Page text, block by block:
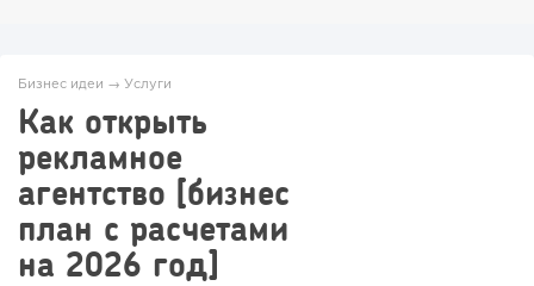
Бизнес идеи → Услуги
Как открыть
рекламное
агентство [бизнес
план с расчетами
на 2026 год]